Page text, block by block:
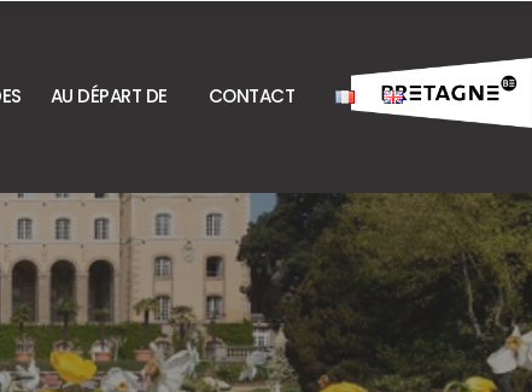
AU DÉPART DE CONTACT